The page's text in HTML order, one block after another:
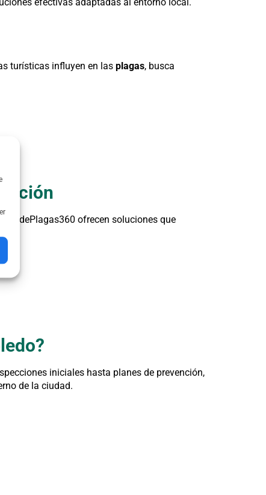
efectivas adaptadas al entorno local.
turísticas influyen en las plagas, busca
ofrecen soluciones que
iniciales hasta planes de prevención,
de la ciudad.